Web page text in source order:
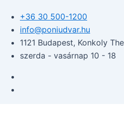
+36 30 500-1200​
info@poniudvar.hu
1121 Budapest, Konkoly
szerda - vasárnap 10 - 18